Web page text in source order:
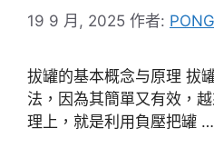
19 9 月, 2025 作者:
拔罐的基本概念与原理 拔
法，因為其簡單又有效，
理上，就是利用負壓把罐 …